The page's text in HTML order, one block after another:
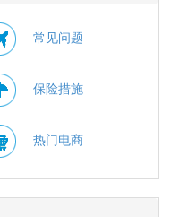
常见问题
保险措施
热门电商